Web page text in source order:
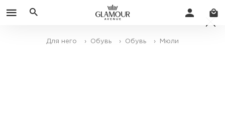
Для него › Обувь › Обувь › Мюли